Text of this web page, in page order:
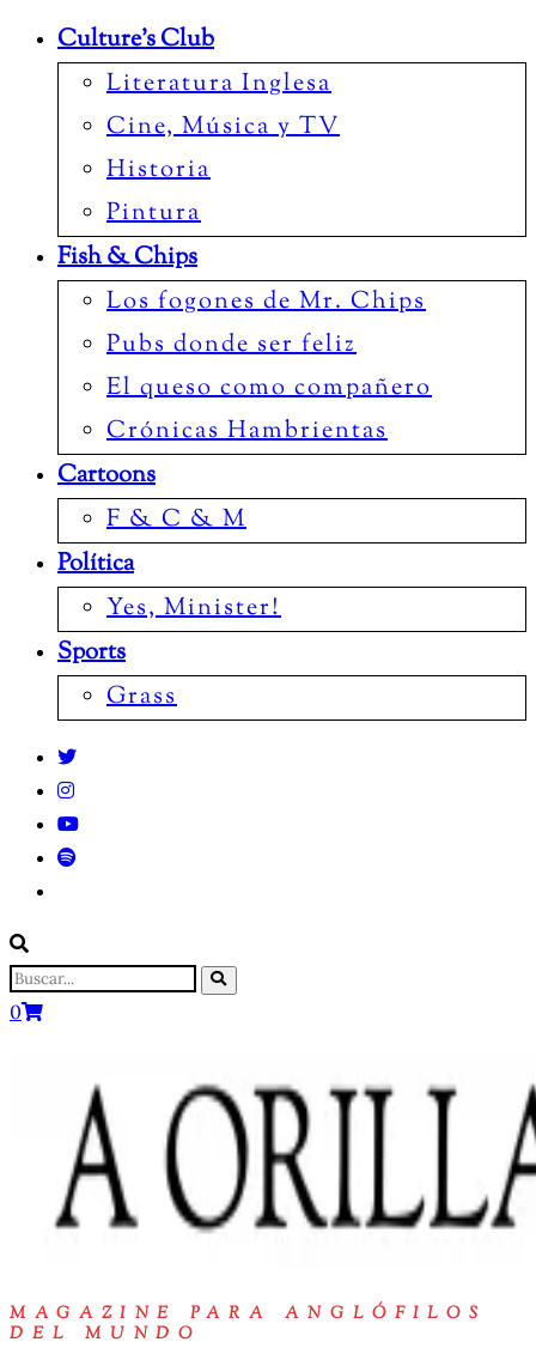
Culture’s Club
Literatura Inglesa
Cine, Música y TV
Historia
Pintura
Fish & Chips
Los fogones de Mr. Chips
Pubs donde ser feliz
El queso como compañero
Crónicas Hambrientas
Cartoons
F & C & M
Política
Yes, Minister!
Sports
Grass
0
MAGAZINE PARA ANGLÓFILOS
DEL MUNDO